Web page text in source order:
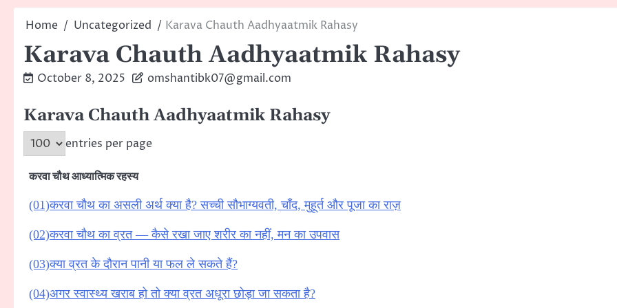
Home Uncategorized Karava Chauth Aadhyaatmik Rahasy
Karava Chauth Aadhyaatmik Rahasy
October 8, 2025 omshantibk07@gmail.com
Karava Chauth Aadhyaatmik Rahasy
entries per page
करवा चौथ आध्यात्मिक रहस्य
(01)करवा चौथ का असली अर्थ क्या है? सच्ची सौभाग्यवती, चाँद, मुहूर्त और पूजा का राज़
(02)करवा चौथ का व्रत — कैसे रखा जाए शरीर का नहीं, मन का उपवास
(03)क्या व्रत के दौरान पानी या फल ले सकते हैं?
(04)अगर स्वास्थ्य खराब हो तो क्या व्रत अधूरा छोड़ा जा सकता है?